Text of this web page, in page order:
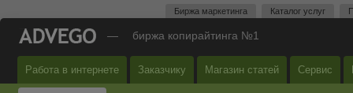
Биржа маркетинга Каталог услуг
— биржа копирайтинга №1
Работа в интернете Заказчику Магазин статей Сервис